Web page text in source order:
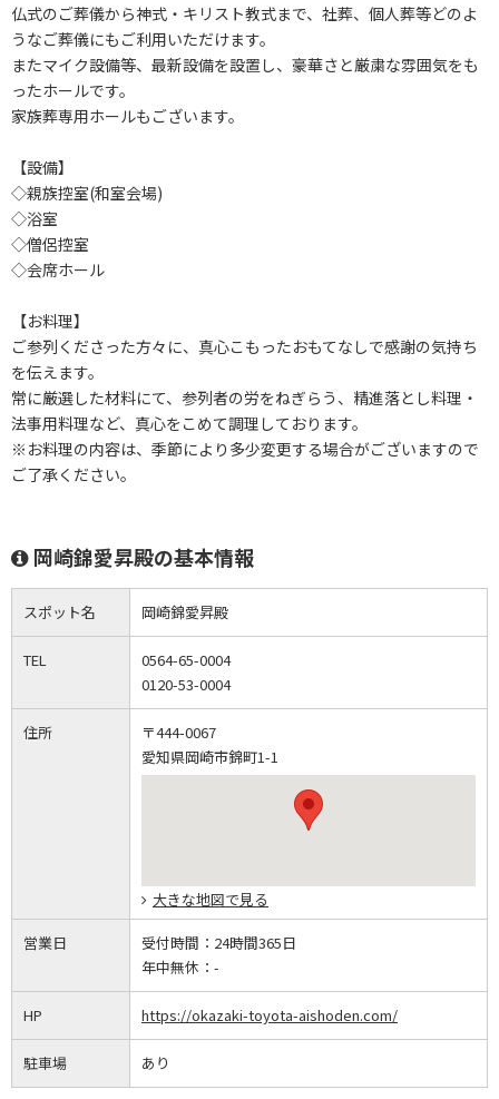
仏式のご葬儀から神式・キリスト教式まで、社葬、個人葬等どのよ
うなご葬儀にもご利用いただけます。
またマイク設備等、最新設備を設置し、豪華さと厳粛な雰囲気をも
ったホールです。
家族葬専用ホールもございます。
【設備】
◇親族控室(和室会場)
◇浴室
◇僧侶控室
◇会席ホール
【お料理】
ご参列くださった方々に、真心こもったおもてなしで感謝の気持ち
を伝えます。
常に厳選した材料にて、参列者の労をねぎらう、精進落とし料理・
法事用料理など、真心をこめて調理しております。
※お料理の内容は、季節により多少変更する場合がございますので
ご了承ください。
岡崎錦愛昇殿の基本情報
スポット名 岡崎錦愛昇殿
TEL
0564-65-0004
0120-53-0004
住所
〒444-0067
愛知県岡崎市錦町1-1
大きな地図で見る
営業日 受付時間： 24時間365日
年中無休： -
HP https://okazaki-toyota-aishoden.com/
駐車場 あり